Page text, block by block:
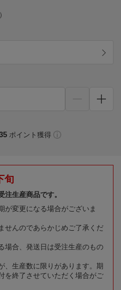
ポイント獲得
旬
注生産商品です。
が変更になる場合がございま
せんのであらかじめご了承くだ
場合、発送日は受注生産のもの
、生産数に限りがあります。期
を終了させていただく場合がご